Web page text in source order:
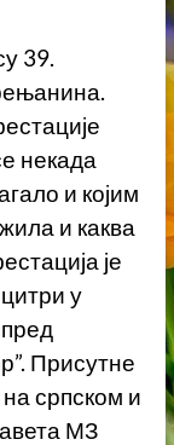
39.
некада
и којим
и каква
је
у
Присутне
српском и
МЗ